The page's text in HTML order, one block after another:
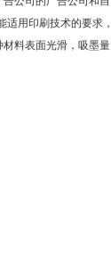
用印刷技术的要求，
料表面光滑，吸墨量